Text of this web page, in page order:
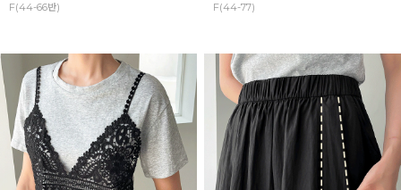
F(44-66반) F(44-77)